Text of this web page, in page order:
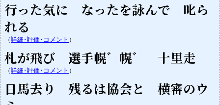
行った気に なったを詠んで 叱ら
れる
（詳細･評価･コメント ）
札が飛び 選手幌゛幌゛ 十里走
（詳細･評価･コメント ）
日馬去り 残るは協会と 横審のウ